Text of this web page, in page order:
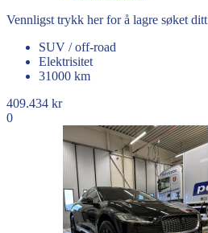
Vennligst trykk her for å lagre søket ditt
SUV / off-road
Elektrisitet
31000 km
409.434 kr
0